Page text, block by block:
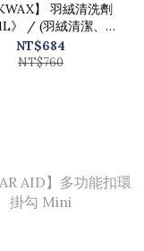
】 羽絨清洗劑
》 / (羽絨清潔、機
、英國進口、不傷布
料)
NT$684
NT$760